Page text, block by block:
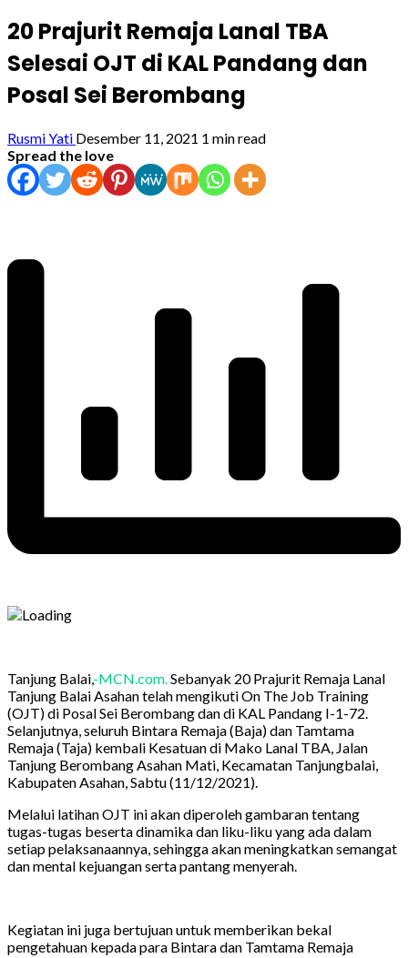
20 Prajurit Remaja Lanal TBA
Selesai OJT di KAL Pandang dan
Posal Sei Berombang
Rusmi Yati Desember 11, 2021 1 min read
Spread the love
Tanjung Balai,-MCN.com.Sebanyak 20 Prajurit Remaja Lanal
Tanjung Balai Asahan telah mengikuti On The Job Training
(OJT) di Posal Sei Berombang dan di KAL Pandang I-1-72.
Selanjutnya, seluruh Bintara Remaja (Baja) dan Tamtama
Remaja (Taja) kembali Kesatuan di Mako Lanal TBA, Jalan
Tanjung Berombang Asahan Mati, Kecamatan Tanjungbalai,
Kabupaten Asahan, Sabtu (11/12/2021).
Melalui latihan OJT ini akan diperoleh gambaran tentang
tugas-tugas beserta dinamika dan liku-liku yang ada dalam
setiap pelaksanaannya, sehingga akan meningkatkan semangat
dan mental kejuangan serta pantang menyerah.
Kegiatan ini juga bertujuan untuk memberikan bekal
pengetahuan kepada para Bintara dan Tamtama Remaja